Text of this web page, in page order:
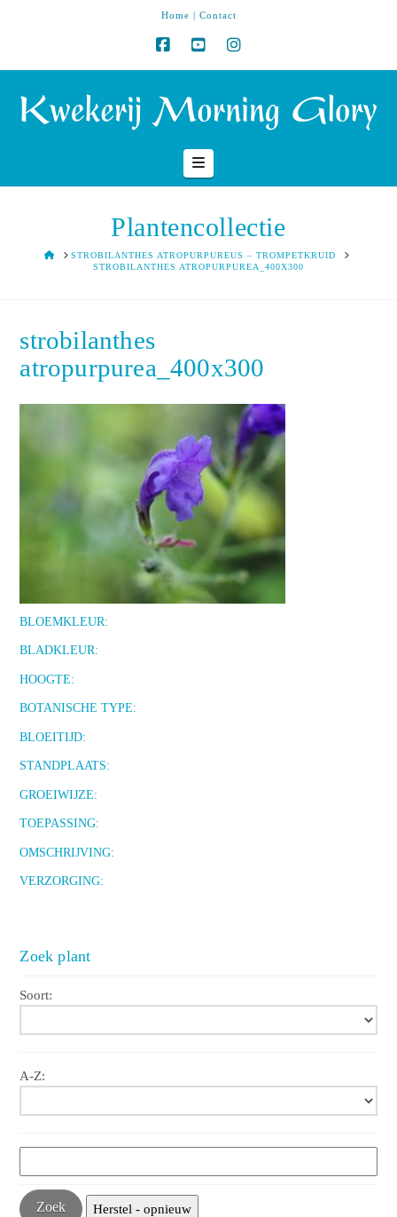
Home | Contact
Navigation
Plantencollectie
HOMESTROBILANTHES ATROPURPUREUS – TROMPETKRUID
STROBILANTHES ATROPURPUREA_400X300
strobilanthes
atropurpurea_400x300
BLOEMKLEUR:
BLADKLEUR:
HOOGTE:
BOTANISCHE TYPE:
BLOEITIJD:
STANDPLAATS:
GROEIWIJZE:
TOEPASSING:
OMSCHRIJVING:
VERZORGING:
Zoek plant
Soort:
A-Z: